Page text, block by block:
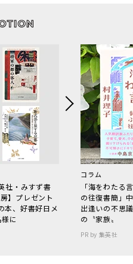
社・みすず書
】プレゼント
本、好書好日メ
に
コラム
「海をわた
の往復書簡」
出逢いの不思
の〝家族〟
PR by 集英社